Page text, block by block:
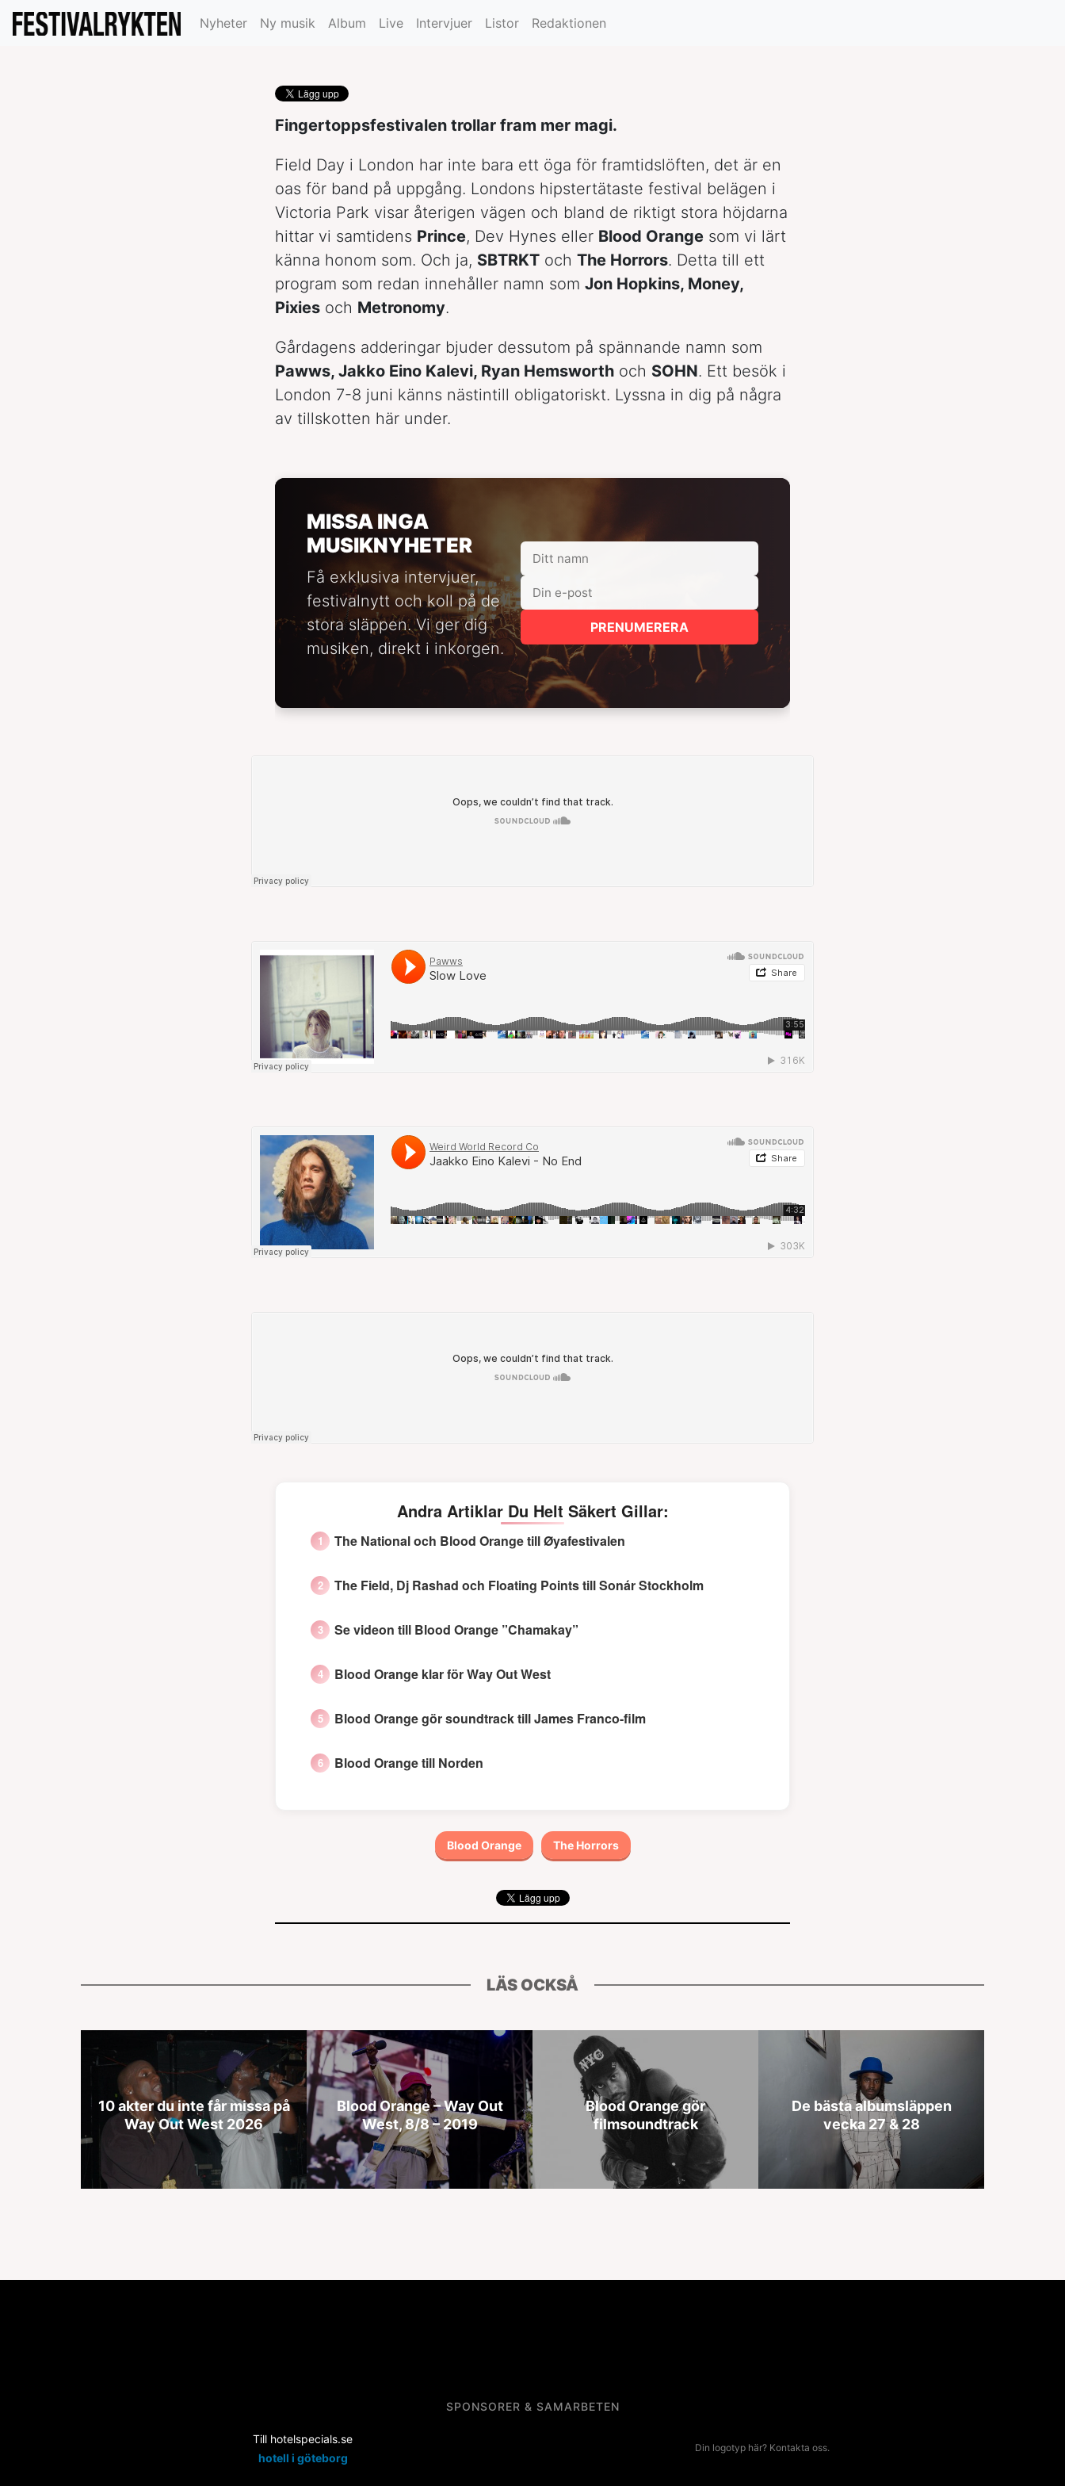
Nyheter Ny musik Album Live Intervjuer Listor Redaktionen
Fingertoppsfestivalen trollar fram mer magi.
Field Day i London har inte bara ett öga för framtidslöften, det är en
oas för band på uppgång. Londons hipstertätaste festival belägen i
Victoria Park visar återigen vägen och bland de riktigt stora höjdarna
hittar vi samtidens Prince, Dev Hynes eller Blood Orange som vi lärt
känna honom som. Och ja, SBTRKT och The Horrors. Detta till ett
program som redan innehåller namn som Jon Hopkins, Money,
Pixies och Metronomy.
Gårdagens adderingar bjuder dessutom på spännande namn som
Pawws, Jakko Eino Kalevi, Ryan Hemsworth och SOHN. Ett besök i
London 7-8 juni känns nästintill obligatoriskt. Lyssna in dig på några
av tillskotten här under.
MISSA INGA
MUSIKNYHETER
Få exklusiva intervjuer,
festivalnytt och koll på de
stora släppen. Vi ger dig
musiken, direkt i inkorgen.
PRENUMERERA
Andra Artiklar Du Helt Säkert Gillar:
The National och Blood Orange till Øyafestivalen
The Field, Dj Rashad och Floating Points till Sonár Stockholm
Se videon till Blood Orange ”Chamakay”
Blood Orange klar för Way Out West
Blood Orange gör soundtrack till James Franco-film
Blood Orange till Norden
Blood Orange The Horrors
LÄS OCKSÅ
10 akter du inte får missa på
Way Out West 2026
Blood Orange – Way Out
West, 8/8 – 2019
Blood Orange gör
filmsoundtrack
De bästa albumsläppen
vecka 27 & 28
SPONSORER & SAMARBETEN
Till hotelspecials.se
hotell i göteborg
Din logotyp här? Kontakta oss.